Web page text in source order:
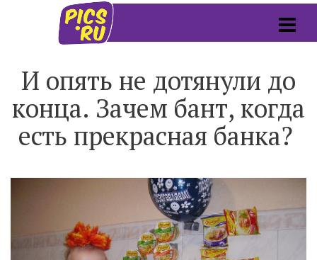
И опять не дотянули до
конца. Зачем бант, когда
есть прекрасная банка?